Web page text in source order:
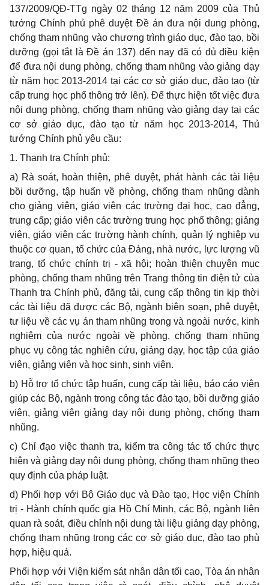
137/2009/QĐ-TTg ngày 02 tháng 12 năm 2009 của Thủ
tướng Chính phủ phê duyệt Đề án đưa nội dung phòng,
chống tham nhũng vào chương trình giáo dục, đào tạo, bồi
dưỡng (gọi tắt là Đề án 137) đến nay đã có đủ điều kiện
để đưa nội dung phòng, chống tham nhũng vào giảng dạy
từ năm học 2013-2014 tại các cơ sở giáo dục, đào tạo (từ
cấp trung học phổ thông trở lên). Để thực hiện tốt việc đưa
nội dung phòng, chống tham nhũng vào giảng dạy tại các
cơ sở giáo dục, đào tạo từ năm học 2013-2014, Thủ
tướng Chính phủ yêu cầu:
1. Thanh tra Chính phủ:
a) Rà soát, hoàn thiện, phê duyệt, phát hành các tài liệu
bồi dưỡng, tập huấn về phòng, chống tham nhũng dành
cho giảng viên, giáo viên các trường đại học, cao đẳng,
trung cấp; giáo viên các trường trung học phổ thông; giảng
viên, giáo viên các trường hành chính, quản lý nghiệp vụ
thuộc cơ quan, tổ chức của Đảng, nhà nước, lực lượng vũ
trang, tổchức chính trị - xã hội; hoàn thiện chuyên mục
phòng, chống tham nhũng trên Trang thông tin điện tử của
Thanh tra Chính phủ, đăng tải, cung cấp thông tin kịp thời
các tài liệu đã được các Bộ, ngành biên soạn, phê duyệt,
tư liệu về các vụ án tham nhũng trong và ngoài nước, kinh
nghiệm của nước ngoài về phòng, chống tham nhũng
phục vụ công tác nghiên cứu, giảng dạy, học tập của giáo
viên, giảng viên và học sinh, sinh viên.
b) Hỗ trợ tổ chức tập huấn, cung cấp tài liệu, báo cáo viên
giúp các Bộ, ngành trong công tác đào tạo, bồi dưỡng giáo
viên, giảng viên giảng dạy nội dung phòng,chốngtham
nhũng.
c) Chỉ đạo việc thanh tra, kiểm tra công tác tổ chức thực
hiện và giảng dạy nội dung phòng, chống tham nhũng theo
quy định của pháp luật.
d) Phối hợp với Bộ Giáo dục và Đào tạo, Học viện Chính
trị - Hành chính quốc gia Hồ Chí Minh, các Bộ, ngành liên
quan rà soát, điều chỉnh nội dung tài liệu giảng dạy phòng,
chống tham nhũng trong các cơ sở giáo dục, đào tạo phù
hợp, hiệu quả.
Phối hợp với Viện kiểm sát nhân dân tối cao, Tòa án nhân